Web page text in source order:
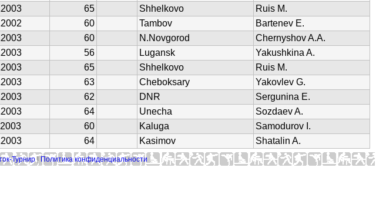
65 Shhelkovo
Ruis M.
60 Tambov
Bartenev E.
60 N.Novgorod
Chernyshov A.A.
56 Lugansk
Yakushkina A.
65 Shhelkovo
Ruis M.
63 Cheboksary
Yakovlev G.
62 DNR
Sergunina E.
64 Unecha
Sozdaev A.
60 Kaluga
Samodurov I.
64 Kasimov Shatalin A.
Турнир| Политика конфиденциальности